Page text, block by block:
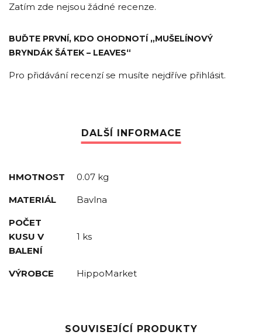
Zatím zde nejsou žádné recenze.
BUĎTE PRVNÍ, KDO OHODNOTÍ „MUŠELÍNOVÝ
BRYNDÁK ŠÁTEK – LEAVES“
Pro přidávání recenzí se musíte nejdříve přihlásit.
HMOTNOST 0.07 kg
MATERIÁL Bavlna
POČET
KUSU V
BALENÍ
1 ks
VÝROBCE HippoMarket
SOUVISEJÍCÍ PRODUKTY